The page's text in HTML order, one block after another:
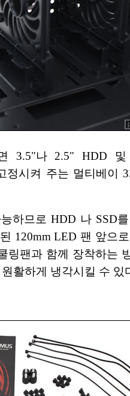
3.5"나 2.5" HDD 및
정시켜 주는 멀티베이
하므로 HDD 나 SSD
120mm LED 팬 앞으
링팬과 함께 장착하는
활하게 냉각시킬 수 있